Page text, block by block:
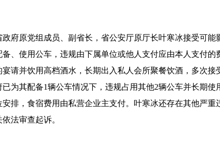
政府原党组成员、副省长，省公安厅原厅长叶寒冰接受可
备、使用公车，违规由下属单位或他人支付应由本人支付
宴请并饮用高档酒水，长期出入私人会所聚餐饮酒，多次
已为其配备1辆公车情况下，违规占用其他2辆公车并长期
安排，食宿费用由私营企业主支付。叶寒冰还存在其他严
法审查起诉。